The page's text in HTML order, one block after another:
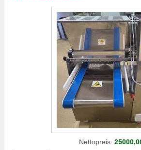
Nettopreis: